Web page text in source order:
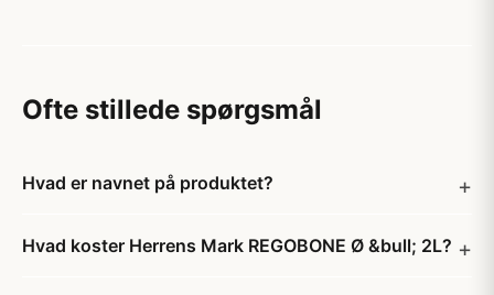
Ofte stillede spørgsmål
Hvad er navnet på produktet?
Hvad koster Herrens Mark REGOBONE Ø &bull; 2L?